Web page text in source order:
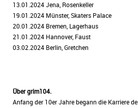
13.01.2024 Jena, Rosenkeller
19.01.2024 Münster, Skaters Palace
20.01.2024 Bremen, Lagerhaus
21.01.2024 Hannover, Faust
03.02.2024 Berlin, Gretchen
Über grim104.
Anfang der 10er Jahre begann die Karriere